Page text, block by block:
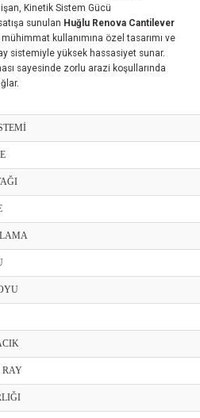
Kinetik Sistem Gücü
sunulan Huğlu Renova Cantilever
kullanımına özel tasarımı ve
sistemiyle yüksek hassasiyet sunar.
sayesinde zorlu arazi koşullarında
RAY